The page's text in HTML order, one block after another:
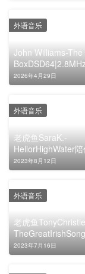
John Williams-The
2026年4月29日
外语音乐
老虎鱼SaraK.-
HellorHighWater
地老-24bit44.1kHz
2023年8月12日
外语音乐
老虎鱼
HiRes-
2023年7月16日
外语音乐